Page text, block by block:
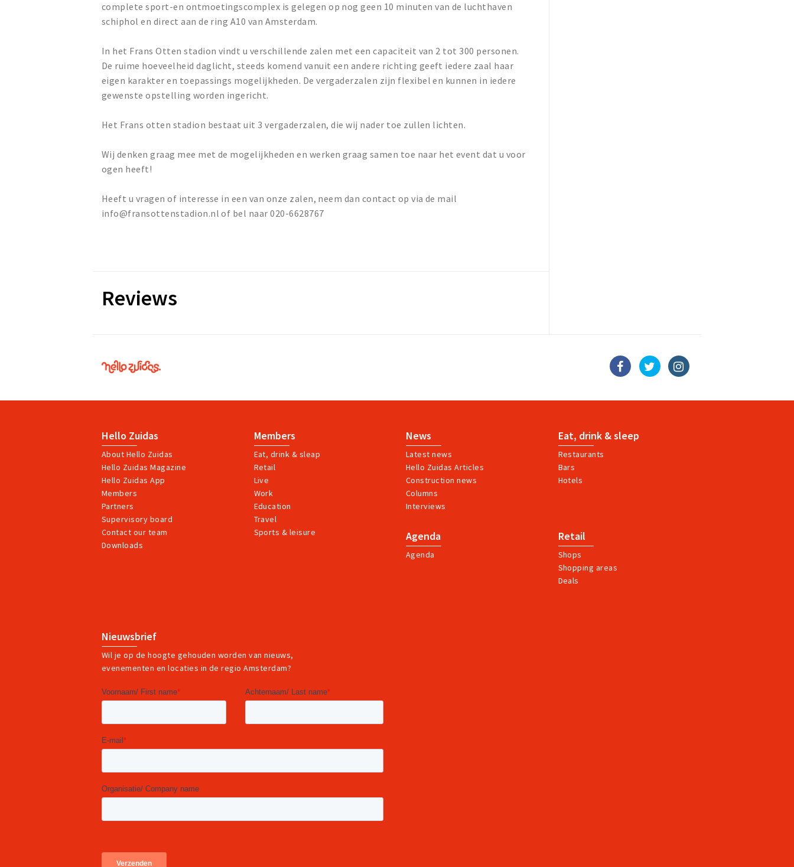
complete sport-en ontmoetingscomplex is gelegen op nog geen 10 minuten van de luchthaven
schiphol en direct aan de ring A10 van Amsterdam.
In het Frans Otten stadion vindt u verschillende zalen met een capaciteit van 2 tot 300 personen.
De ruime hoeveelheid daglicht, steeds komend vanuit een andere richting geeft iedere zaal haar
eigen karakter en toepassings mogelijkheden. De vergaderzalen zijn flexibel en kunnen in iedere
gewenste opstelling worden ingericht.
Het Frans otten stadion bestaat uit 3 vergaderzalen, die wij nader toe zullen lichten.
Wij denken graag mee met de mogelijkheden en werken graag samen toe naar het event dat u voor
ogen heeft!
Heeft u vragen of interesse in een van onze zalen, neem dan contact op via de mail
info@fransottenstadion.nl of bel naar 020-6628767
Reviews
Hello
Zuidas
Hello Zuidas
About Hello Zuidas
Hello Zuidas Magazine
Hello Zuidas App
Members
Partners
Supervisory board
Contact our team
Downloads
Members
Eat, drink & sleap
Retail
Live
Work
Education
Travel
Sports & leisure
News
Latest news
Hello Zuidas Articles
Construction news
Columns
Interviews
Eat, drink & sleep
Restaurants
Bars
Hotels
Agenda
Agenda
Retail
Shops
Shopping areas
Deals
Nieuwsbrief
Wil je op de hoogte gehouden worden van nieuws,
evenementen en locaties in de regio Amsterdam?